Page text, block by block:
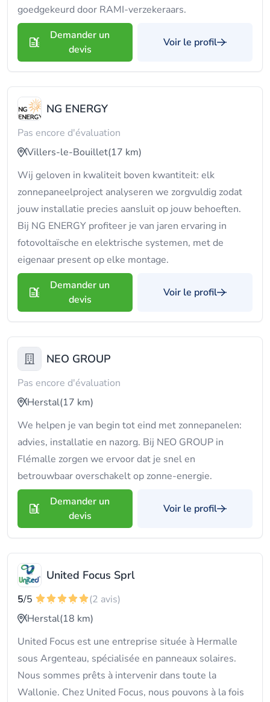
goedgekeurd door RAMI-verzekeraars.
Demander un
devis
Voir le profil
NG ENERGY
Pas encore d'évaluation
Villers-le-Bouillet(17 km)
Wij geloven in kwaliteit boven kwantiteit: elk
zonnepaneelproject analyseren we zorgvuldig zodat
jouw installatie precies aansluit op jouw behoeften.
Bij NG ENERGY profiteer je van jaren ervaring in
fotovoltaïsche en elektrische systemen, met de
eigenaar present op elke montage.
Demander un
devis
Voir le profil
NEO GROUP
Pas encore d'évaluation
Herstal(17 km)
We helpen je van begin tot eind met zonnepanelen:
advies, installatie en nazorg. Bij NEO GROUP in
Flémalle zorgen we ervoor dat je snel en
betrouwbaar overschakelt op zonne-energie.
Demander un
devis
Voir le profil
United Focus Sprl
5/5
(2 avis)
Herstal(18 km)
United Focus est une entreprise située à Hermalle
sous Argenteau, spécialisée en panneaux solaires.
Nous sommes prêts à intervenir dans toute la
Wallonie. Chez United Focus, nous pouvons à la fois